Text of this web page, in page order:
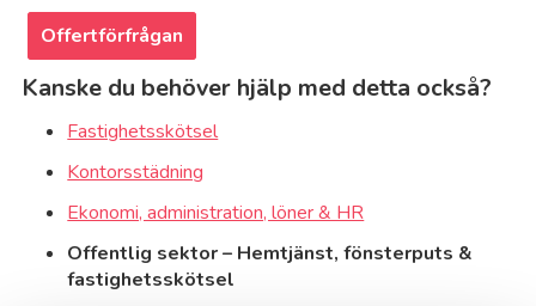
Offertförfrågan
Kanske du behöver hjälp med detta också?
Fastighetsskötsel
Kontorsstädning
Ekonomi, administration, löner & HR
Offentlig sektor – Hemtjänst, fönsterputs &
fastighetsskötsel